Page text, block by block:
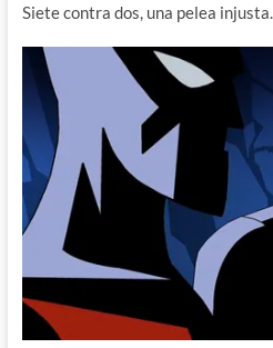
Siete contra dos, una pelea